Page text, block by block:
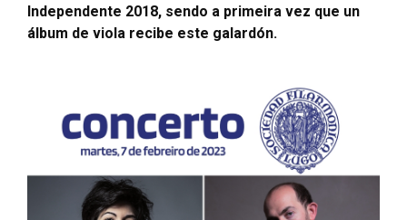
Independente 2018, sendo a primeira vez que un
álbum de viola recibe este galardón.